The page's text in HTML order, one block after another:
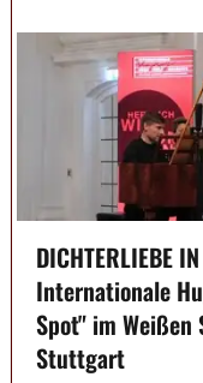
DICHTERLIEBE
Internationale
Spot" im Weißen
Stuttgart